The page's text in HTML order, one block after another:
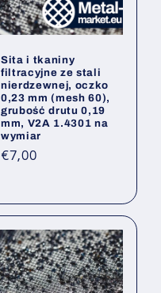
Sita i tkaniny
filtracyjne ze stali
nierdzewnej, oczko
0,23 mm (mesh 60),
grubość drutu 0,19
mm, V2A 1.4301 na
wymiar
Cena
€7,00